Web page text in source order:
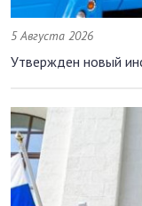
5 Августа 2026
Утвержден новый